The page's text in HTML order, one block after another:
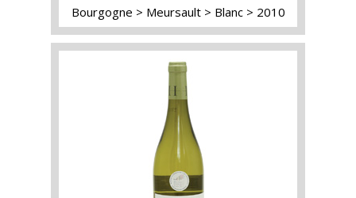
Bourgogne Meursault Blanc 2010